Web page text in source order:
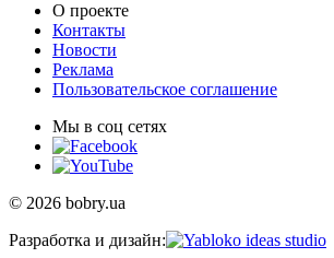
О проекте
Контакты
Новости
Реклама
Пользовательское соглашение
Мы в соц сетях
© 2026 bobry.ua
Разработка и дизайн: